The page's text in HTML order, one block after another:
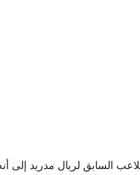
السابق لريال مدريد إلى